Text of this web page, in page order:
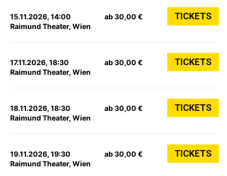
15.11.2026, 14:00
Raimund Theater, Wien
ab 30,00 € TICKETS
17.11.2026, 18:30
Raimund Theater, Wien
ab 30,00 € TICKETS
18.11.2026, 18:30
Raimund Theater, Wien
ab 30,00 € TICKETS
19.11.2026, 19:30
Raimund Theater, Wien
ab 30,00 € TICKETS